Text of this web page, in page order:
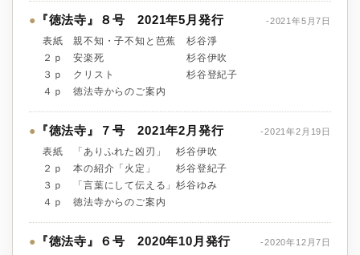
● 『徳法寺』８号 2021年5月発行 -2021年5月7日
表紙 親不知・子不知と芭蕉 杉谷淨
２ｐ 安楽死 杉谷伊吹
３ｐ クリスト 杉谷登紀子
４ｐ 徳法寺からのご案内
● 『徳法寺』７号 2021年2月発行 -2021年2月19日
表紙 「ありふれた凶刃」 杉谷伊吹
２ｐ 本の紹介「火定」 杉谷登紀子
３ｐ 「言葉にして伝える」杉谷ゆみ
４ｐ 徳法寺からのご案内
● 『徳法寺』６号 2020年10月発行 -2020年12月7日